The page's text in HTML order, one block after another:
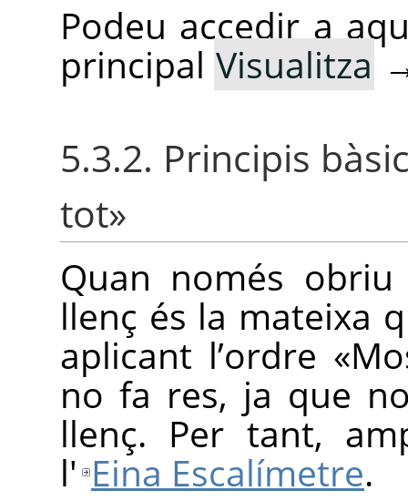
Podeu accedir a
principal Visualitza
5.3.2. Principis
tot»
Quan només
llenç és la mateixa
aplicant l’ordre «
no fa res, ja que
llenç. Per tant,
l' Eina Escalímetre.